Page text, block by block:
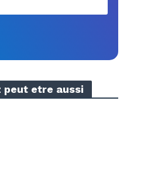
peut etre aussi